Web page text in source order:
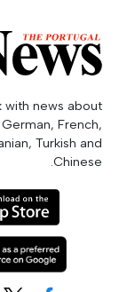
news about
French,
Turkish and
Chinese.